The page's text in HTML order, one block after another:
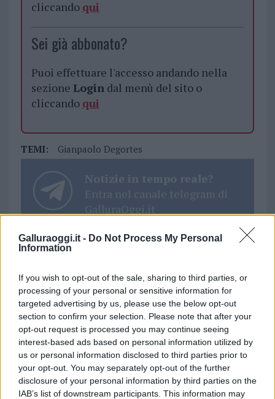
Galluraoggi.it - Do Not Process My Personal
Information
If you wish to opt-out of the sale, sharing to third parties, or
processing of your personal or sensitive information for
targeted advertising by us, please use the below opt-out
section to confirm your selection. Please note that after your
opt-out request is processed you may continue seeing
interest-based ads based on personal information utilized by
us or personal information disclosed to third parties prior to
your opt-out. You may separately opt-out of the further
disclosure of your personal information by third parties on the
IAB’s list of downstream participants. This information may
cliccando qui
Sei già abbonato?
Puoi effettuare l'accesso andando nella
sezione Logindal menù del sito o
cliccando qui
TEMI: Gianpaolo Degortes
Notizie in tempo reale?
Entra nel canale telegram di
GalluraOggi.it
i tuoi video e le tue foto
Su WhatsApp al numero +39
345 356 7512
Ricevi le nostre ultime news